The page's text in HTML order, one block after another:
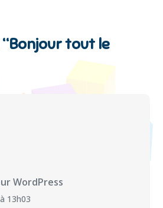
tout le
WordPress
13h03